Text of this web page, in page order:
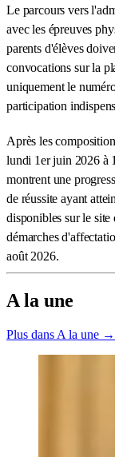
Le parcours vers
avec les épreuves
parents d'élèves
convocations sur la
uniquement le
participation
Après les
lundi 1er juin 2026 à
montrent une
de réussite ayant
disponibles sur le
démarches
août 2026.
A la une
Plus dans A la une →